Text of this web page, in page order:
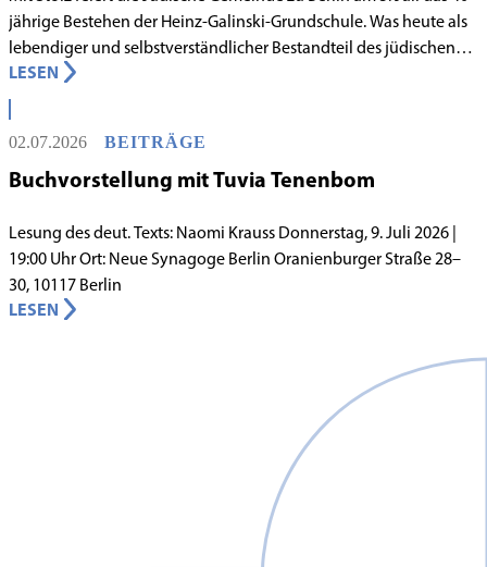
jährige Bestehen der Heinz-Galinski-Grundschule. Was heute als
lebendiger und selbstverständlicher Bestandteil des jüdischen
Lebens in Berlin gilt, begann in den 1980er-Jahren unter
schwierigen Voraussetzungen. Vor dem Hintergrund eines
innergemeindlichen Wandels entstand bereits 1983 die Idee, eine
jüdische Grundschule zu gründen.
LESEN
02.07.2026 BEITRÄGE
Buchvorstellung mit Tuvia Tenenbom
Lesung des deut. Texts: Naomi Krauss Donnerstag, 9. Juli 2026 |
19:00 Uhr Ort: Neue Synagoge Berlin Oranienburger Straße 28–
30, 10117 Berlin
LESEN